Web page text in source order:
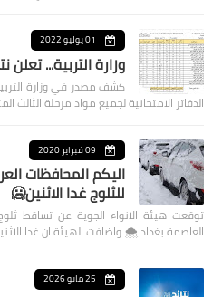
01 يوليو 2022
وزارة التربية... تعلن
كشف مصدر في وزارة
الدفاتر الامتحانية لجميع مواد مرحلة الثالث
09 فبراير 2020
اليكم المحافظات
للثلوج غدا الاثنين🥶
توقعت هيئة الانواء الجوية عن تساقط
العاصمة بغداد ⁦🌨️⁩ واضافت الهيئة ان غدا الاثنين …
25 مايو 2026